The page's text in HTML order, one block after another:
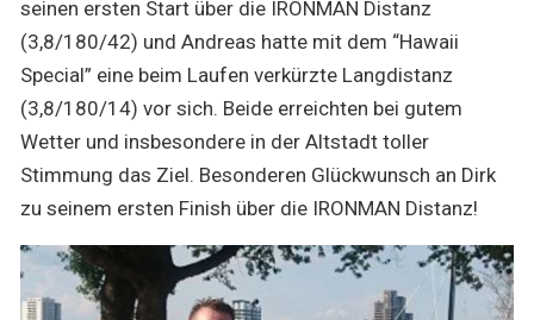
seinen ersten Start über die IRONMAN Distanz
(3,8/180/42) und Andreas hatte mit dem “Hawaii
Special” eine beim Laufen verkürzte Langdistanz
(3,8/180/14) vor sich. Beide erreichten bei gutem
Wetter und insbesondere in der Altstadt toller
Stimmung das Ziel. Besonderen Glückwunsch an Dirk
zu seinem ersten Finish über die IRONMAN Distanz!